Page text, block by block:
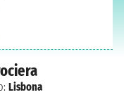
Lisbona